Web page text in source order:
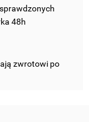
48h
zwrotowi po
NA